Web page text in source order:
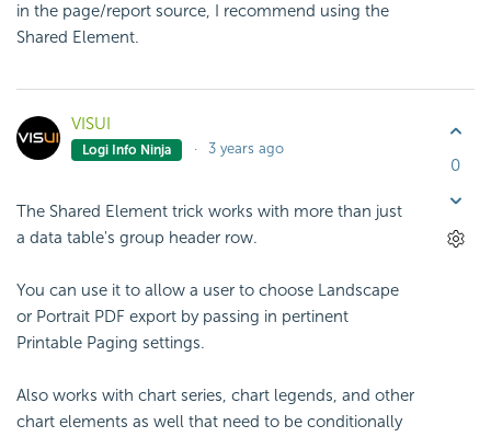
in the page/report source, I recommend using the
Shared Element.
VISUI
Logi Info Ninja 3 years ago
The Shared Element trick works with more than just
a data table's group header row.
You can use it to allow a user to choose Landscape
or Portrait PDF export by passing in pertinent
Printable Paging settings.
Also works with chart series, chart legends, and other
chart elements as well that need to be conditionally
0